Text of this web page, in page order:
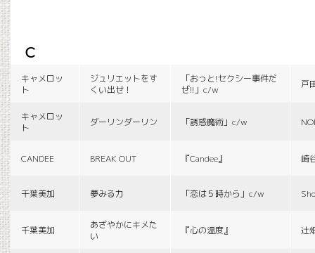
c
キャメロッ
ト
ジュリエットをす
くい出せ！
「おっと!セクシー事件だ
ぜ!!」c/w
戸
キャメロッ
ト
ダーリンダーリン 「誘惑魔術」c/w
CANDEE BREAK OUT 『Candee』 崎
千葉美加 夢みる力 「恋は５時から」c/w
千葉美加
あざやかにキメた
い
『心の温度』 辻